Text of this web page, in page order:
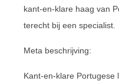
kant-en-klare haag van
terecht bij een specialist.
Meta beschrijving:
Kant-en-klare Portugese